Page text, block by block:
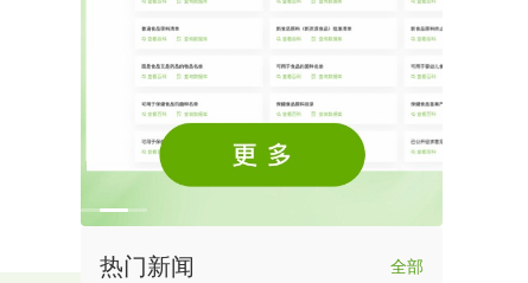
热门新闻
全部